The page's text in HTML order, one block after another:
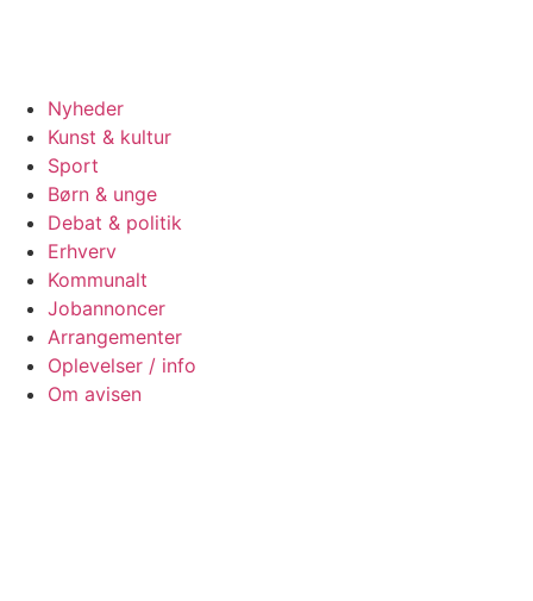
Nyheder
Kunst & kultur
Sport
Børn & unge
Debat & politik
Erhverv
Kommunalt
Jobannoncer
Arrangementer
Oplevelser / info
Om avisen